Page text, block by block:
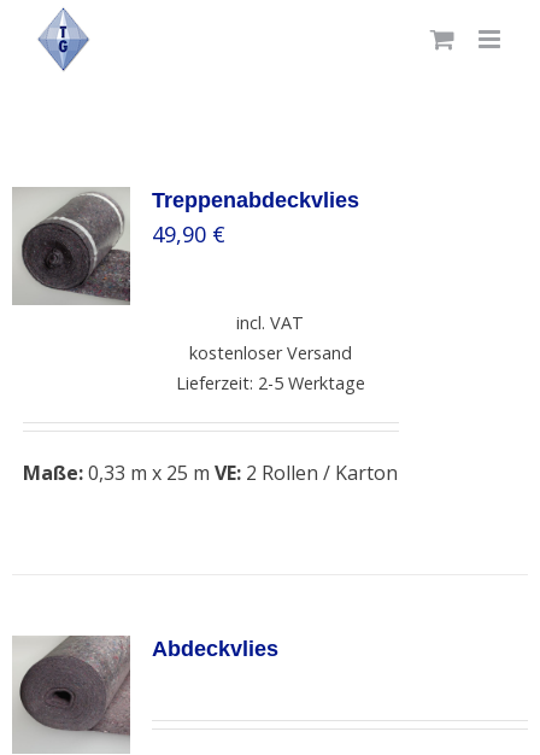
Treppenabdeckvlies
49,90 €
incl. VAT
kostenloser Versand
Lieferzeit: 2-5 Werktage
Maße:0,33 m x 25 m VE:2 Rollen / Karton
Abdeckvlies